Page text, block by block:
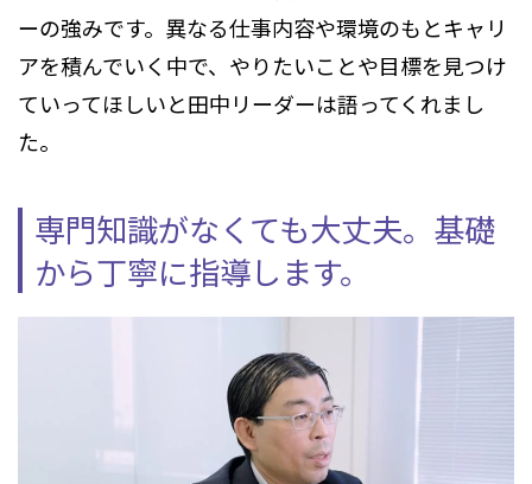
ーの強みです。異なる仕事内容や環境のもとキャリ
アを積んでいく中で、やりたいことや目標を見つけ
ていってほしいと田中リーダーは語ってくれまし
た。
専門知識がなくても大丈夫。基礎
から丁寧に指導します。